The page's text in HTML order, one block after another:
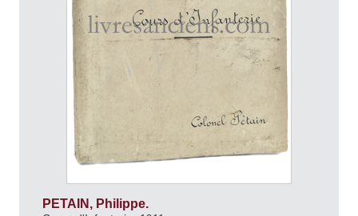
PETAIN, Philippe.